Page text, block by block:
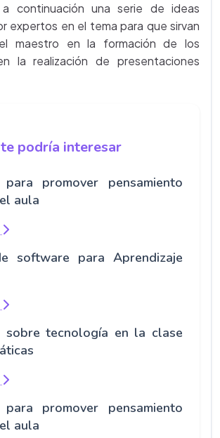
a continuación una serie de ideas
expertos en el tema para que sirvan
maestro en la formación de los
la realización de presentaciones
podría interesar
para promover pensamiento
aula
software para Aprendizaje
sobre tecnología en la clase
para promover pensamiento
aula